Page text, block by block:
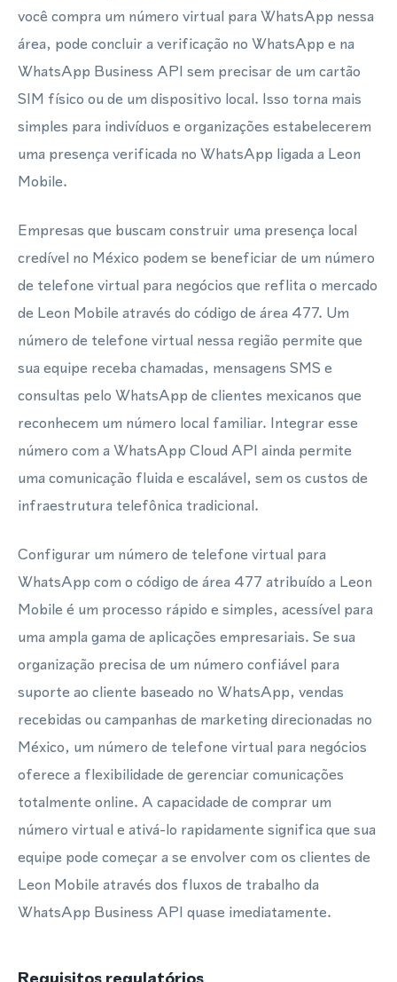
você compra um número virtual para WhatsApp nessa
área, pode concluir a verificação no WhatsApp e na
WhatsApp Business API sem precisar de um cartão
SIM físico ou de um dispositivo local. Isso torna mais
simples para indivíduos e organizações estabelecerem
uma presença verificada no WhatsApp ligada a Leon
Mobile.
Empresas que buscam construir uma presença local
credível no México podem se beneficiar de um número
de telefone virtual para negócios que reflita o mercado
de Leon Mobile através do código de área 477. Um
número de telefone virtual nessa região permite que
sua equipe receba chamadas, mensagens SMS e
consultas pelo WhatsApp de clientes mexicanos que
reconhecem um número local familiar. Integrar esse
número com a WhatsApp Cloud API ainda permite
uma comunicação fluida e escalável, sem os custos de
infraestrutura telefônica tradicional.
Configurar um número de telefone virtual para
WhatsApp com o código de área 477 atribuído a Leon
Mobile é um processo rápido e simples, acessível para
uma ampla gama de aplicações empresariais. Se sua
organização precisa de um número confiável para
suporte ao cliente baseado no WhatsApp, vendas
recebidas ou campanhas de marketing direcionadas no
México, um número de telefone virtual para negócios
oferece a flexibilidade de gerenciar comunicações
totalmente online. A capacidade de comprar um
número virtual e ativá-lo rapidamente significa que sua
equipe pode começar a se envolver com os clientes de
Leon Mobile através dos fluxos de trabalho da
WhatsApp Business API quase imediatamente.